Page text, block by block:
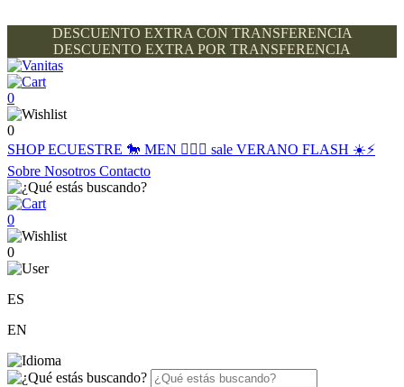
DESCUENTO EXTRA CON TRANSFERENCIA
DESCUENTO EXTRA POR TRANSFERENCIA
0
0
SHOPECUESTRE 🐎 MEN 🙋🏽‍♂️ sale VERANO FLASH ☀️⚡️
Sobre Nosotros Contacto
0
0
ES
EN